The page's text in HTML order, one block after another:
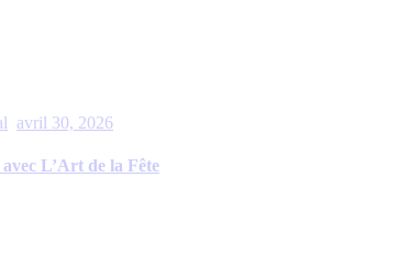
avril 30, 2026
L’Art de la Fête